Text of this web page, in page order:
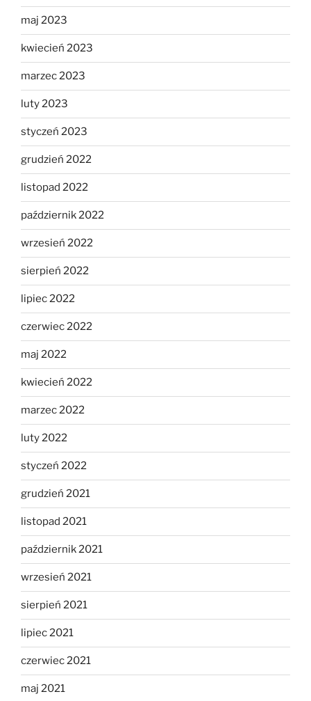
maj 2023
kwiecień 2023
marzec 2023
luty 2023
styczeń 2023
grudzień 2022
listopad 2022
październik 2022
wrzesień 2022
sierpień 2022
lipiec 2022
czerwiec 2022
maj 2022
kwiecień 2022
marzec 2022
luty 2022
styczeń 2022
grudzień 2021
listopad 2021
październik 2021
wrzesień 2021
sierpień 2021
lipiec 2021
czerwiec 2021
maj 2021